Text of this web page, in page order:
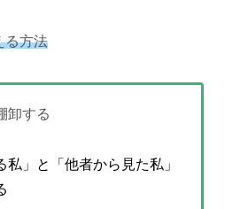
る方法
卸する
私」と「他者から見た私」